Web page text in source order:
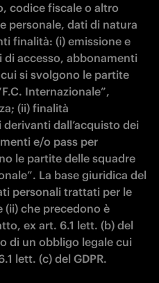
codice fiscale o altro
personale, dati di natura
finalità: (i) emissione e
accesso, abbonamenti
si svolgono le partite
Internazionale”,
(ii) finalità
dall’acquisto dei
e/o pass per
le partite delle squadre
La base giuridica del
personali trattati per le
(ii) che precedono è
ex art. 6.1 lett. (b) del
di un obbligo legale cui
lett. (c) del GDPR.